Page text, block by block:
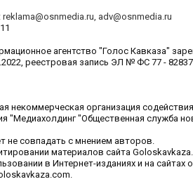
reklama@osnmedia.ru, adv@osnmedia.ru
агентство "Голос Кавказа"
реестровая запись ЭЛ № ФС 77 - 82837
некоммерческая организация
"Медиахолдинг "Общественная служба
не совпадать с мнением авторов.
материалов сайта
в Интернет-изданиях и на сайтах